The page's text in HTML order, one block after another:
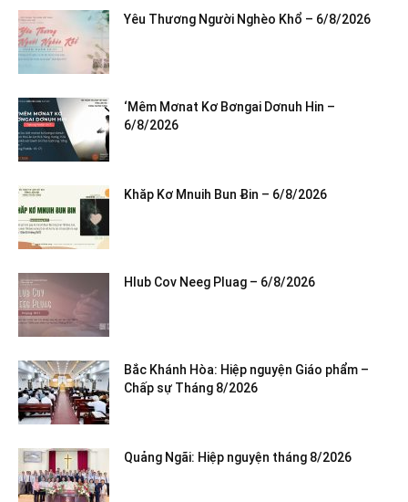
Yêu Thương Người Nghèo Khổ – 6/8/2026
‘Mêm Mơnat Kơ Bơngai Dơnuh Hin –
6/8/2026
Khăp Kơ Mnuih Bun Ƀin – 6/8/2026
Hlub Cov Neeg Pluag – 6/8/2026
Bắc Khánh Hòa: Hiệp nguyện Giáo phẩm –
Chấp sự Tháng 8/2026
Quảng Ngãi: Hiệp nguyện tháng 8/2026